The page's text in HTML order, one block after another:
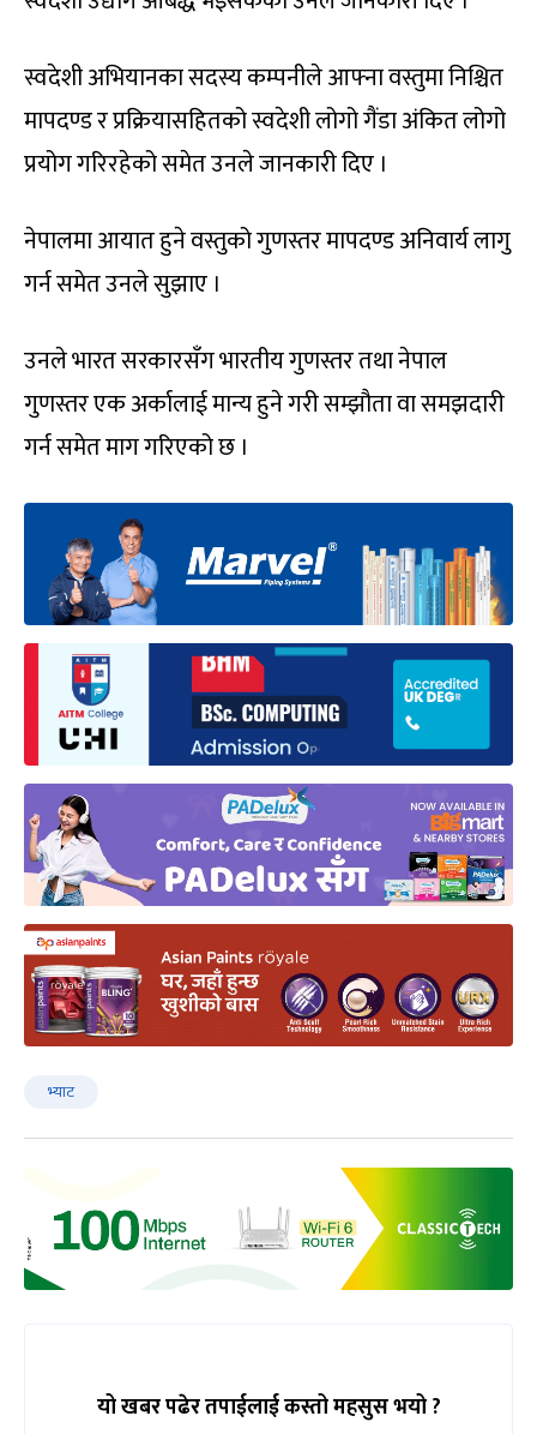
स्वदेशी अभियानका सदस्य कम्पनीले आफ्ना वस्तुमा निश्चित
मापदण्ड र प्रक्रियासहितको स्वदेशी लोगो गैंडा अंकित लोगो
प्रयोग गरिरहेको समेत उनले जानकारी दिए ।
नेपालमा आयात हुने वस्तुको गुणस्तर मापदण्ड अनिवार्य लागु
गर्न समेत उनले सुझाए ।
उनले भारत सरकारसँग भारतीय गुणस्तर तथा नेपाल
गुणस्तर एक अर्कालाई मान्य हुने गरी सम्झौता वा समझदारी
गर्न समेत माग गरिएको छ ।
भ्याट
यो खबर पढेर तपाईलाई कस्तो महसुस भयो ?